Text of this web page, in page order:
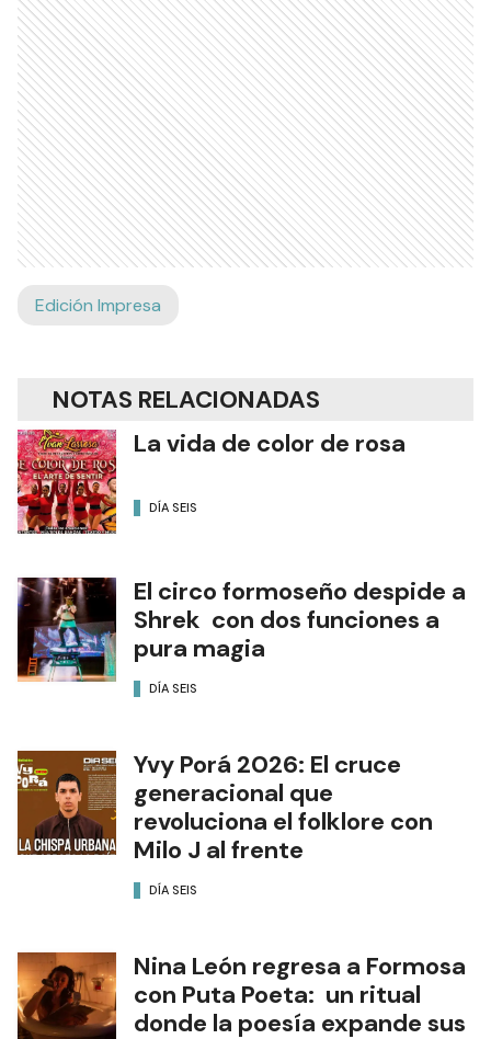
Edición Impresa
NOTAS RELACIONADAS
La vida de color de rosa
DÍA SEIS
El circo formoseño despide a
Shrek con dos funciones a
pura magia
DÍA SEIS
Yvy Porá 2026: El cruce
generacional que
revoluciona el folklore con
Milo J al frente
DÍA SEIS
Nina León regresa a Formosa
con Puta Poeta: un ritual
donde la poesía expande sus